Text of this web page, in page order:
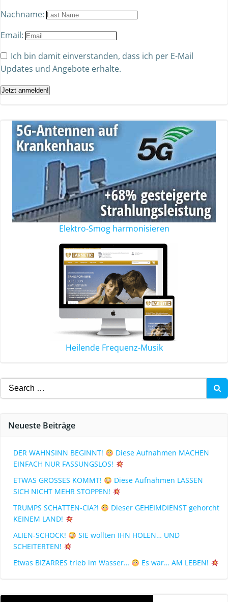
Nachname:
Email:
Ich bin damit einverstanden, dass ich per E-Mail
Updates und Angebote erhalte.
Jetzt anmelden!
Elektro-Smog harmonisieren
Heilende Frequenz-Musik
Neueste Beiträge
DER WAHNSINN BEGINNT!
Diese Aufnahmen MACHEN
EINFACH NUR FASSUNGSLOS!
ETWAS GROSSES KOMMT!
Diese Aufnahmen LASSEN
SICH NICHT MEHR STOPPEN!
TRUMPS SCHATTEN-CIA?!
Dieser GEHEIMDIENST gehorcht
KEINEM LAND!
ALIEN-SCHOCK!
SIE wollten IHN HOLEN… UND
SCHEITERTEN!
Etwas BIZARRES trieb im Wasser…
Es war… AM LEBEN!